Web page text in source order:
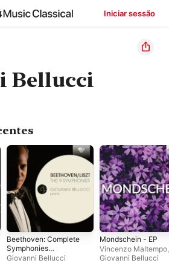
Iniciar sessão
Bellucci
Beethoven: Complete
Symphonies
Transcribed for Piano
Giovanni Bellucci
Mondschein - EP
Vincenzo Maltempo,
Giovanni Bellucci